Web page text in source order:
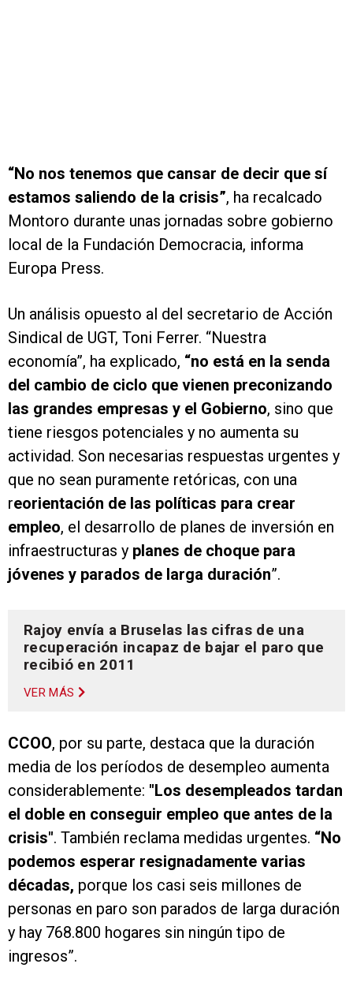
“No nos tenemos que cansar de decir que sí
estamos saliendo de la crisis”, ha recalcado
Montoro durante unas jornadas sobre gobierno
local de la Fundación Democracia, informa
Europa Press.
Un análisis opuesto al del secretario de Acción
Sindical de UGT, Toni Ferrer. “Nuestra
economía”, ha explicado, “no está en la senda
del cambio de ciclo que vienen preconizando
las grandes empresas y el Gobierno, sino que
tiene riesgos potenciales y no aumenta su
actividad. Son necesarias respuestas urgentes y
que no sean puramente retóricas, con una
reorientación de las políticas para crear
empleo, el desarrollo de planes de inversión en
infraestructuras y planes de choque para
jóvenes y parados de larga duración”.
Rajoy envía a Bruselas las cifras de una
recuperación incapaz de bajar el paro que
recibió en 2011
VER MÁS
CCOO, por su parte, destaca que la duración
media de los períodos de desempleo aumenta
considerablemente: "Los desempleados tardan
el doble en conseguir empleo que antes de la
crisis". También reclama medidas urgentes. “No
podemos esperar resignadamente varias
décadas, porque los casi seis millones de
personas en paro son parados de larga duración
y hay 768.800 hogares sin ningún tipo de
ingresos”.